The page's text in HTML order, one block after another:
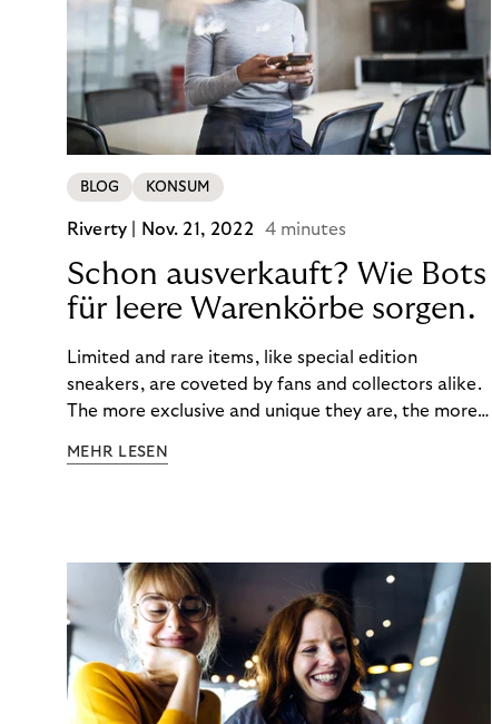
BLOG KONSUM
Riverty | Nov. 21, 2022 4 minutes
Schon ausverkauft? Wie Bots
für leere Warenkörbe sorgen.
Limited and rare items, like special edition
sneakers, are coveted by fans and collectors alike.
The more exclusive and unique they are, the more
industry uses artificial scarcity, also known as a
value. You might be thinking, “Kerching!”. But this is
really an unwanted side effect – one which more
and more companies are taking technical steps to
tackle.
MEHR LESEN